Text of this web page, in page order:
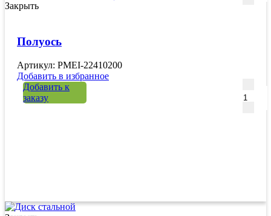
Закрыть
Полуось
Артикул: PMEI-22410200
Добавить в избранное
Добавить к
заказу